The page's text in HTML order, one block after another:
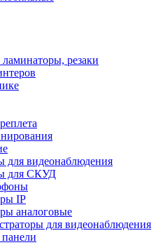
резаки
для видеонаблюдения
для СКУД
IP
аналоговые
для видеонаблюдения